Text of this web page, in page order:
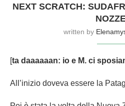
NEXT SCRATCH:
written by
[ta daaaaaan: io e M. ci
All’inizio doveva essere la